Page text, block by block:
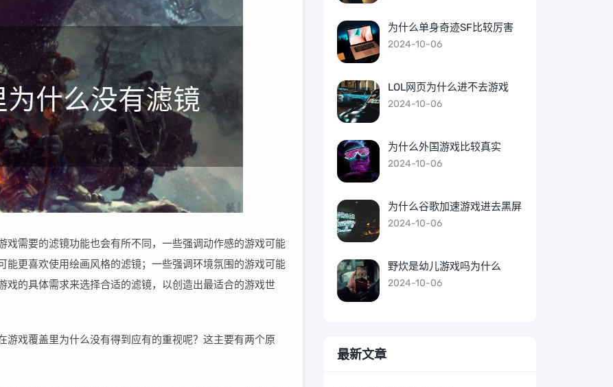
戏需要的滤镜功能也会有所不同，一些强调动作感的游戏可能
能更喜欢使用绘画风格的滤镜；一些强调环境氛围的游戏可能
戏的具体需求来选择合适的滤镜，以创造出最适合的游戏世
游戏覆盖里为什么没有得到应有的重视呢？这主要有两个原
为什么单身奇迹SF比较厉害
2024-10-06
LOL网页为什么进不去游戏
2024-10-06
为什么外国游戏比较真实
2024-10-06
为什么谷歌加速游戏进去黑屏
2024-10-06
野炊是幼儿游戏吗为什么
2024-10-06
最新文章